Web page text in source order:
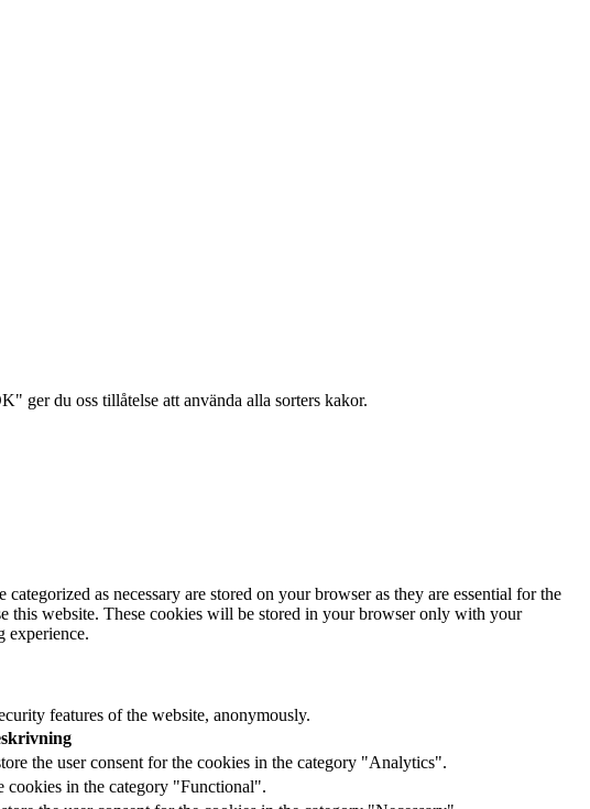
ger du oss tillåtelse att använda alla sorters kakor.
as necessary are stored on your browser as they are essential for the
this website. These cookies will be stored in your browser only with your
experience.
features of the website, anonymously.
the user consent for the cookies in the category "Analytics".
cookies in the category "Functional".